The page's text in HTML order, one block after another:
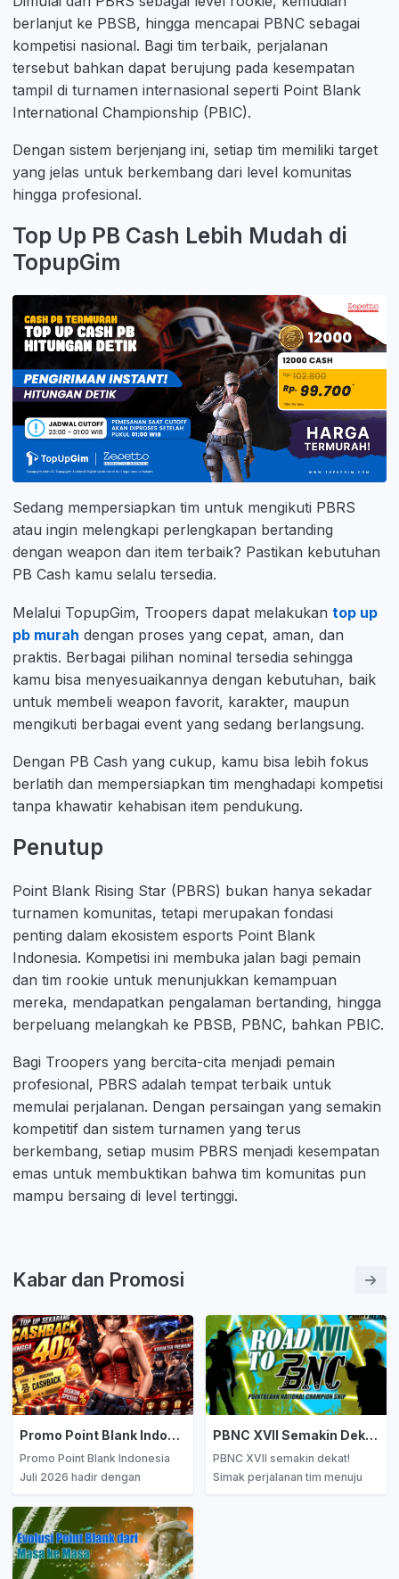
berlanjut ke PBSB, hingga mencapai PBNC sebagai
kompetisi nasional. Bagi tim terbaik, perjalanan
tersebut bahkan dapat berujung pada kesempatan
tampil di turnamen internasional seperti Point Blank
International Championship (PBIC).
Dengan sistem berjenjang ini, setiap tim memiliki target
yang jelas untuk berkembang dari level komunitas
hingga profesional.
Top Up PB Cash Lebih Mudah di
TopupGim
Sedang mempersiapkan tim untuk mengikuti PBRS
atau ingin melengkapi perlengkapan bertanding
dengan weapon dan item terbaik? Pastikan kebutuhan
PB Cash kamu selalu tersedia.
Melalui TopupGim, Troopers dapat melakukan top up
pb murah dengan proses yang cepat, aman, dan
praktis. Berbagai pilihan nominal tersedia sehingga
kamu bisa menyesuaikannya dengan kebutuhan, baik
untuk membeli weapon favorit, karakter, maupun
mengikuti berbagai event yang sedang berlangsung.
Dengan PB Cash yang cukup, kamu bisa lebih fokus
berlatih dan mempersiapkan tim menghadapi kompetisi
tanpa khawatir kehabisan item pendukung.
Penutup
Point Blank Rising Star (PBRS) bukan hanya sekadar
turnamen komunitas, tetapi merupakan fondasi
penting dalam ekosistem esports Point Blank
Indonesia. Kompetisi ini membuka jalan bagi pemain
dan tim rookie untuk menunjukkan kemampuan
mereka, mendapatkan pengalaman bertanding, hingga
berpeluang melangkah ke PBSB, PBNC, bahkan PBIC.
Bagi Troopers yang bercita-cita menjadi pemain
profesional, PBRS adalah tempat terbaik untuk
memulai perjalanan. Dengan persaingan yang semakin
kompetitif dan sistem turnamen yang terus
berkembang, setiap musim PBRS menjadi kesempatan
emas untuk membuktikan bahwa tim komunitas pun
mampu bersaing di level tertinggi.
Kabar dan Promosi
Promo Point Blank Indonesia Juli 2026: Cashback hingga 40% dan Diskon Menarik
Promo Point Blank Indonesia
Juli 2026 hadir dengan
cashback hingga 40% dan
diskon item menarik! Simak
syarat, ketentuan, dan tips
hemat memanfaatkan promo.
Jangan sampai kelewatan!
PBNC XVII Semakin Dekat, Ini Perjalanan Tim Menuju Panggung Tertinggi Point Blank Indonesia
PBNC XVII semakin dekat!
Simak perjalanan tim menuju
panggung tertinggi Point Blank